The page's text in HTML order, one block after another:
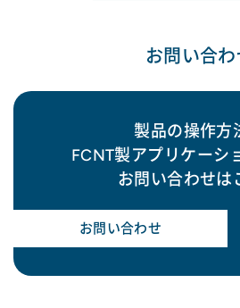
お問い合わ
製品の操作方
FCNT製アプリケーシ
お問い合わせは
お問い合わせ